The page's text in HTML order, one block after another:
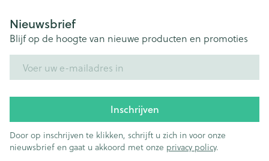
Nieuwsbrief
Blijf op de hoogte van nieuwe producten en promoties
Inschrijven
Door op inschrijven te klikken, schrijft u zich in voor onze
nieuwsbrief en gaat u akkoord met onze privacy policy.